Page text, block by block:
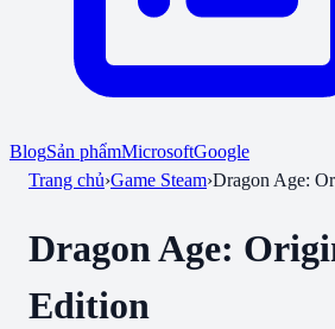
BlogSản phẩmMicrosoftGoogle
Trang chủ›Game Steam›Dragon Age:
Dragon Age:
Edition